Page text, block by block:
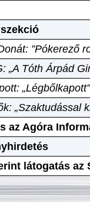
”Pókerező
„A Tóth Árpád
„Légbőlkapott”
„Szaktudással
az Agóra
látogatás az